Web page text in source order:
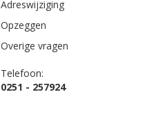
Adreswijziging
Opzeggen
Overige vragen
Telefoon:
0251 - 257924